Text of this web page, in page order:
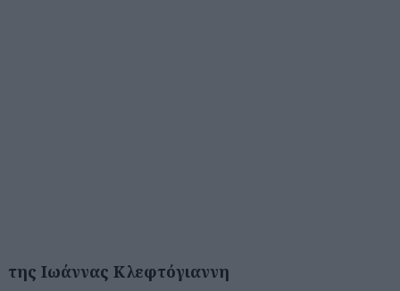
της Ιωάννας Κλεφτόγιαννη